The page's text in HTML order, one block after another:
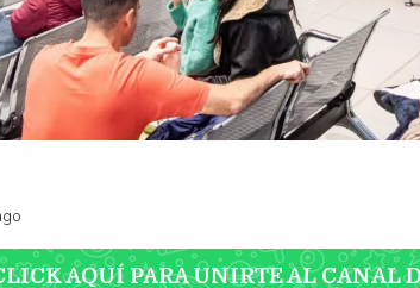
AQUÍ PARA UNIRTE AL CANAL